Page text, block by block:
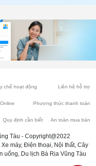
chế hoạt động Liên hệ hỗ trợ
Phương thức thanh toán
Quy định cần biết An toàn mua bán
Tàu - Copyright@2022
máy, Điện thoại, Nội thất, Cây
uống, Du lịch Bà Rịa Vũng Tàu